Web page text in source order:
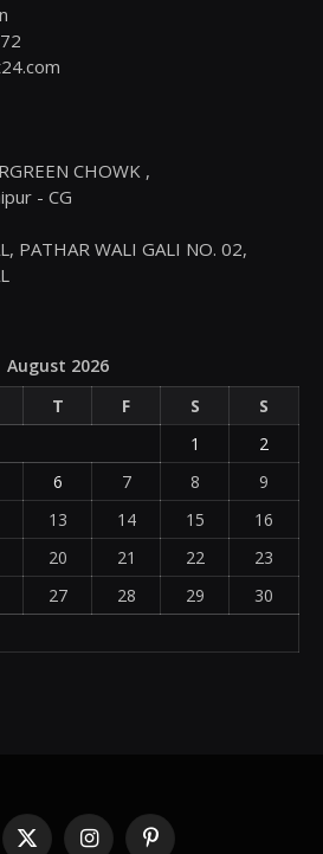
CHOWK ,
- CG
PATHAR WALI GALI NO. 02,
August 2026
T F S
S
1
2
6 7 8
9
13 14 15
16
20 21 22
23
27 28 29
30
X InstagramPinterest